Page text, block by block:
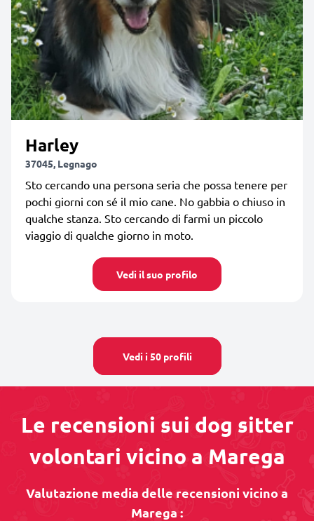
Harley
37045, Legnago
Sto cercando una persona seria che possa tenere per
pochi giorni con sé il mio cane. No gabbia o chiuso in
qualche stanza. Sto cercando di farmi un piccolo
viaggio di qualche giorno in moto.
Vedi il suo profilo
Vedi i 50 profili
Le recensioni sui dog sitter
volontari vicino a Marega
Valutazione media delle recensioni vicino a
Marega :